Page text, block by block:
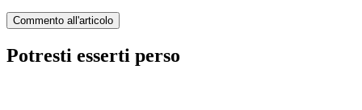
Potresti esserti perso